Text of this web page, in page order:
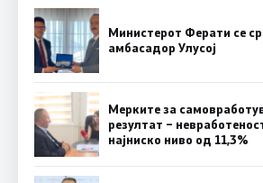
Министерот Ферати се
амбасадор Улусој
Мерките за
резултат –
најниско ниво од 11,3%